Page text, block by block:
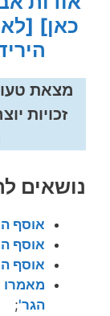
כאן]
מצאת
זכויות
נושאים
אוסף
אוסף
אוסף
מאמרו
הגר';